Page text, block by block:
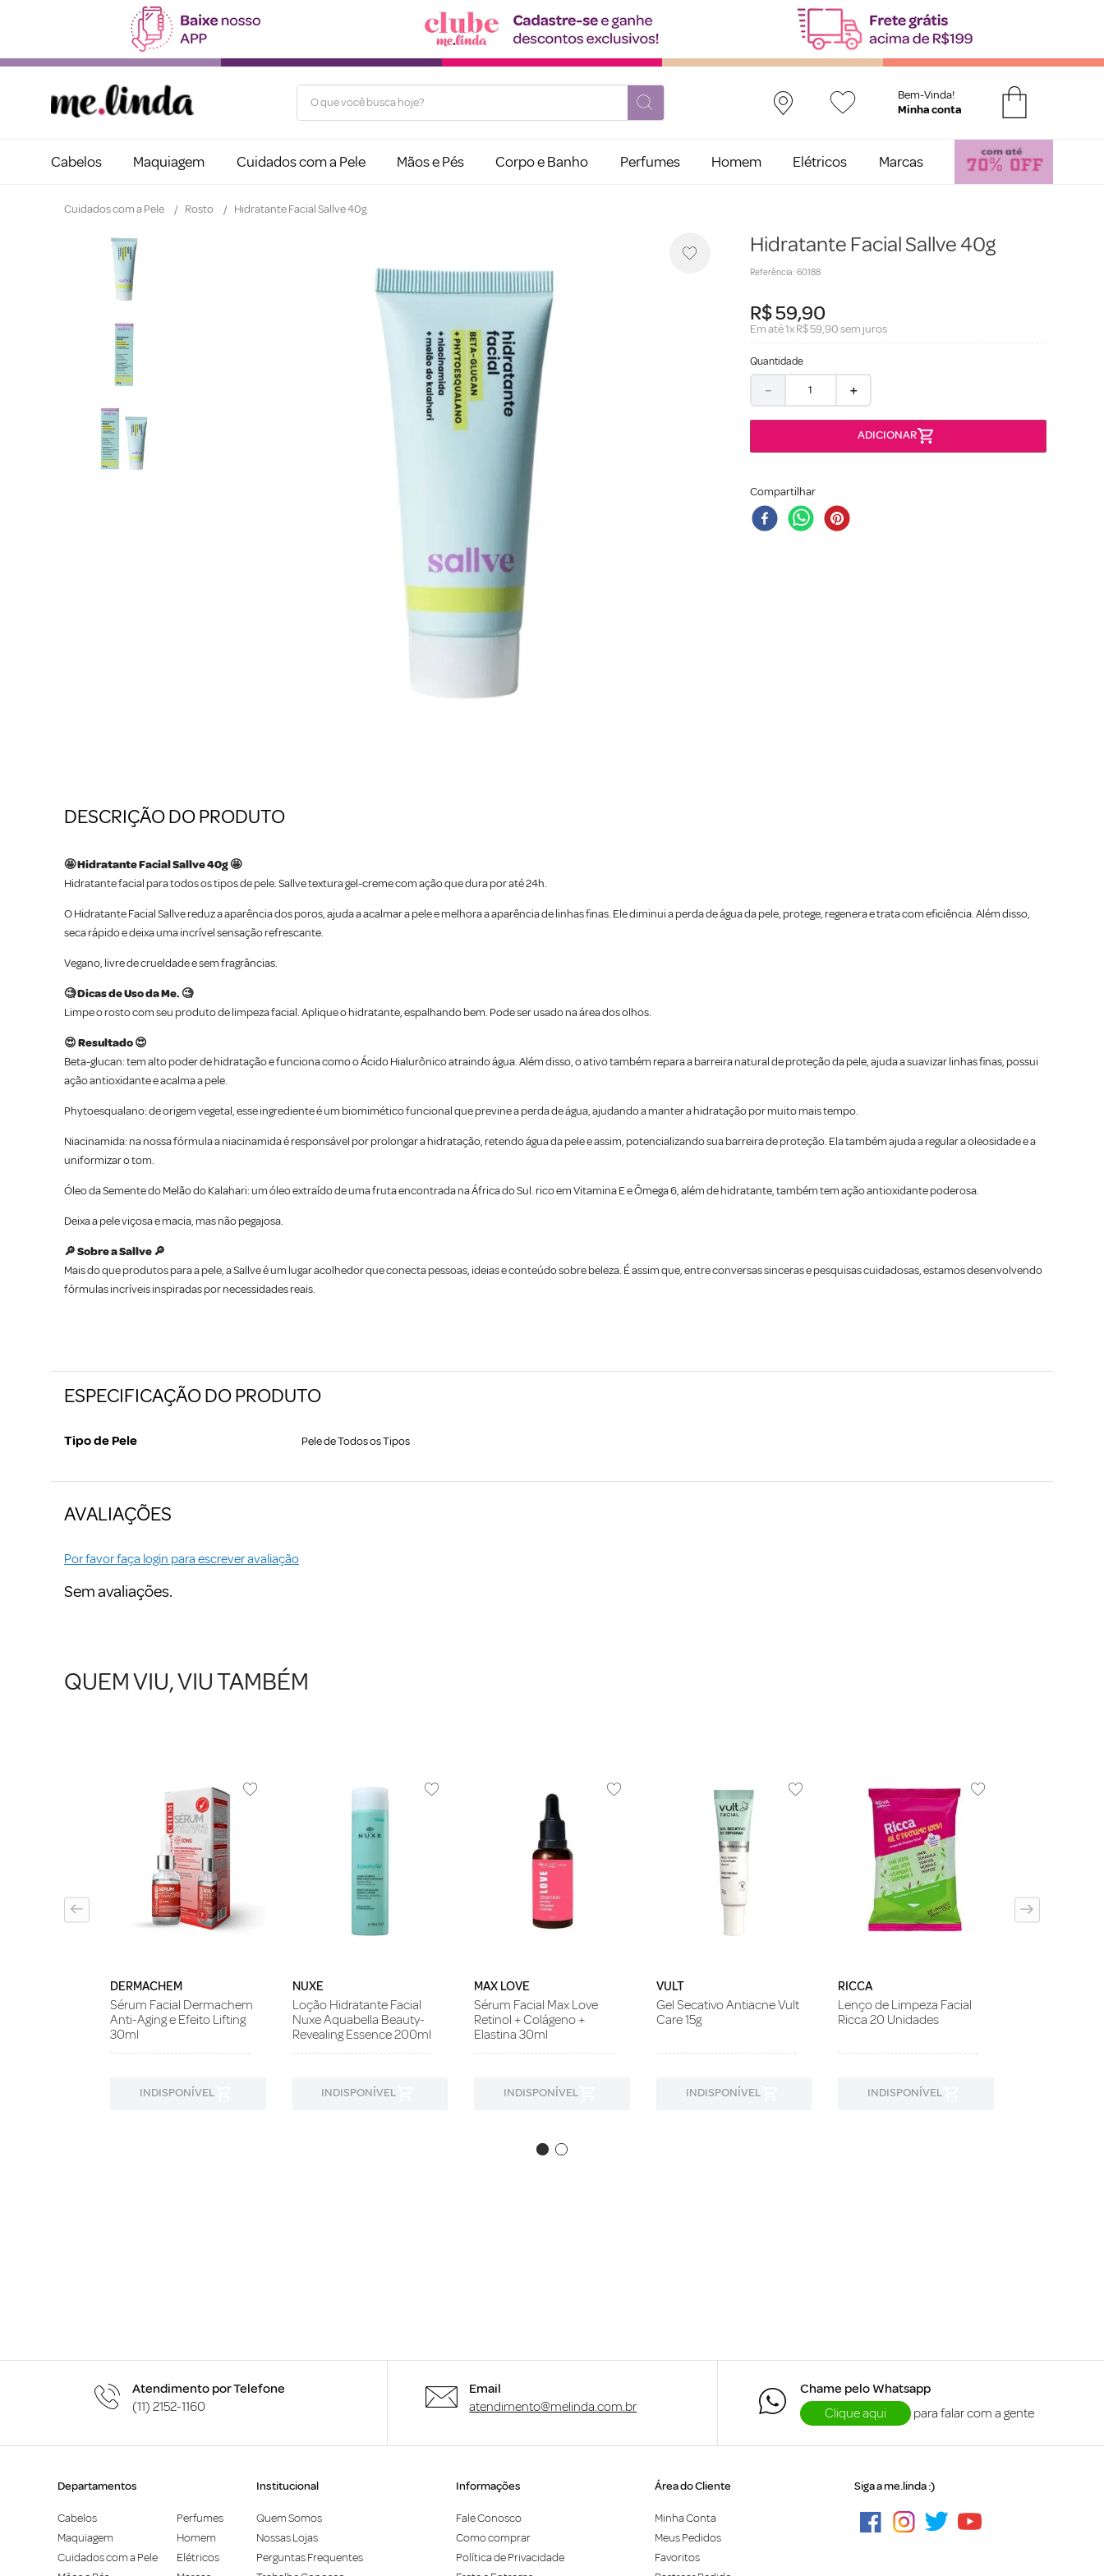
O que você busca hoje? Bem-Vinda!
Cabelos Maquiagem Cuidados com a Pele Mãos e Pés Corpo e Banho Perfumes Homem Elétricos Marcas
Cuidados com a Pele Rosto Hidratante Facial Sallve 40g
Hidratante Facial Sallve 40g
Referência: 60188
R$59,90
Em até1xR$59,90sem juros
Quantidade
＋
－
Compartilhar
DESCRIÇÃO DO PRODUTO
🤩 Hidratante Facial Sallve 40g 🤩
Hidratante facial para todos os tipos de pele. Sallve textura gel-creme com ação que dura por até 24h.
O Hidratante Facial Sallve reduz a aparência dos poros, ajuda a acalmar a pele e melhora a aparência de linhas finas. Ele diminui a perda de água da pele, protege, regenera e trata com eficiência. Além disso,
seca rápido e deixa uma incrível sensação refrescante.
Vegano, livre de crueldade e sem fragrâncias.
🧐 Dicas de Uso da Me. 🧐
Limpe o rosto com seu produto de limpeza facial. Aplique o hidratante, espalhando bem. Pode ser usado na área dos olhos.
😍 Resultado 😍
Beta-glucan: tem alto poder de hidratação e funciona como o Ácido Hialurônico atraindo água. Além disso, o ativo também repara a barreira natural de proteção da pele, ajuda a suavizar linhas finas, possui
ação antioxidante e acalma a pele.
Phytoesqualano: de origem vegetal, esse ingrediente é um biomimético funcional que previne a perda de água, ajudando a manter a hidratação por muito mais tempo.
Niacinamida: na nossa fórmula a niacinamida é responsável por prolongar a hidratação, retendo água da pele e assim, potencializando sua barreira de proteção. Ela também ajuda a regular a oleosidade e a
uniformizar o tom.
Óleo da Semente do Melão do Kalahari: um óleo extraído de uma fruta encontrada na África do Sul. rico em Vitamina E e Ômega 6, além de hidratante, também tem ação antioxidante poderosa.
Deixa a pele viçosa e macia, mas não pegajosa.
🔎 Sobre a Sallve 🔎
Mais do que produtos para a pele, a Sallve é um lugar acolhedor que conecta pessoas, ideias e conteúdo sobre beleza. É assim que, entre conversas sinceras e pesquisas cuidadosas, estamos desenvolvendo
fórmulas incríveis inspiradas por necessidades reais.
ESPECIFICAÇÃO DO PRODUTO
Tipo de Pele Pele de Todos os Tipos
AVALIAÇÕES
Por favor faça login para escrever avaliação
Sem avaliações.
QUEM VIU, VIU TAMBÉM
DERMACHEM
Sérum Facial Dermachem
Anti-Aging e Efeito Lifting
30ml
INDISPONÍVEL
NUXE
Loção Hidratante Facial
Nuxe Aquabella Beauty-
Revealing Essence 200ml
INDISPONÍVEL
MAX LOVE
Sérum Facial Max Love
Retinol + Colágeno +
Elastina 30ml
INDISPONÍVEL
VULT
Gel Secativo Antiacne Vult
Care 15g
INDISPONÍVEL
RICCA
Lenço de Limpeza Facial
Ricca 20 Unidades
INDISPONÍVEL
Atendimento por Telefone
(11) 2152-1160
Email
atendimento@melinda.com.br
Chame pelo Whatsapp
Clique aqui
para falar com a gente
Departamentos
Cabelos
Maquiagem
Cuidados com a Pele
Perfumes
Homem
Elétricos
Institucional
Quem Somos
Nossas Lojas
Perguntas Frequentes
Informações
Fale Conosco
Como comprar
Política de Privacidade
Área do Cliente
Minha Conta
Meus Pedidos
Favoritos
Siga a me.linda :)